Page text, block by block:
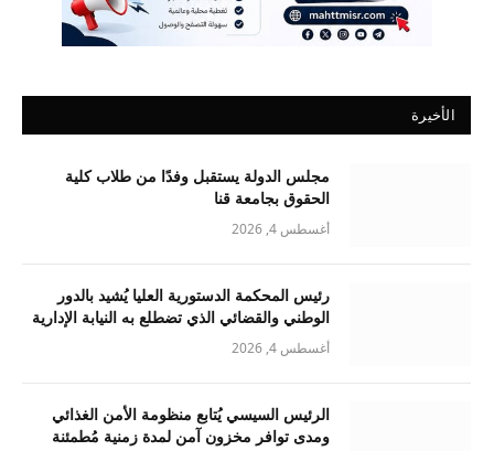
الأخيرة
مجلس الدولة يستقبل وفدًا من طلاب كلية
الحقوق بجامعة قنا
أغسطس 4, 2026
رئيس المحكمة الدستورية العليا يُشيد بالدور
الوطني والقضائي الذي تضطلع به النيابة الإدارية
أغسطس 4, 2026
الرئيس السيسي يُتابع منظومة الأمن الغذائي
ومدى توافر مخزون آمن لمدة زمنية مُطمئنة